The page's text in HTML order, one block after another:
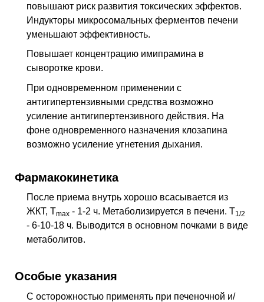
повышают риск развития токсических эффектов.
Индукторы микросомальных ферментов печени
уменьшают эффективность.
Повышает концентрацию имипрамина в
сыворотке крови.
При одновременном применении с
антигипертензивными средства возможно
усиление антигипертензивного действия. На
фоне одновременного назначения клозапина
возможно усиление угнетения дыхания.
Фармакокинетика
После приема внутрь хорошо всасывается из
ЖКТ, Tmax - 1-2 ч. Метаболизируется в печени. T1/2
- 6-10-18 ч. Выводится в основном почками в виде
метаболитов.
Особые указания
C осторожностью применять при печеночной и/